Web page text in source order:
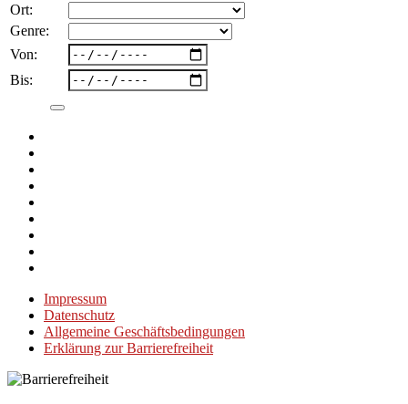
Ort:
Genre:
Von:
Bis:
Impressum
Datenschutz
Allgemeine Geschäftsbedingungen
Erklärung zur Barrierefreiheit